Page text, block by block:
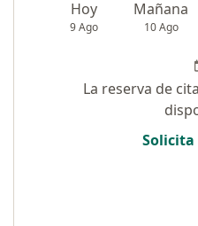
Hoy
9 Ago
Mañana
10 Ago
La reserva de